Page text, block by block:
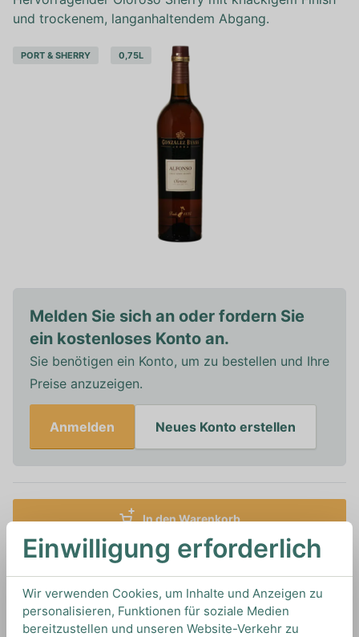
und trockenem, langanhaltendem Abgang.
PORT & SHERRY 0,75L
Melden Sie sich an oder fordern Sie
ein kostenloses Konto an.
Sie benötigen ein Konto, um zu bestellen und Ihre
Preise anzuzeigen.
Anmelden Neues Konto erstellen
In den Warenkorb
0,75L 18%
Artikelnummer: 18766
Port & Sherry vonGonzalez ByassausSpanien
Einwilligung erforderlich
Wir verwenden Cookies, um Inhalte und Anzeigen zu
personalisieren, Funktionen für soziale Medien
bereitzustellen und unseren Website-Verkehr zu